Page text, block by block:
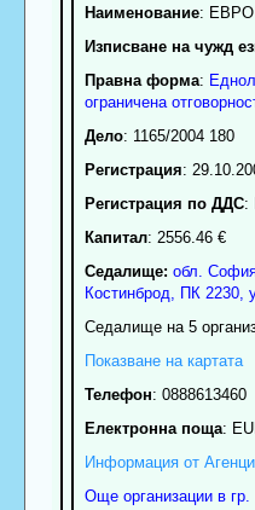
Наименование:
Изписване на чужд
Правна форма:
ограничена
Дело: 1165/2004 180
Регистрация:
Регистрация по ДДС:
Капитал: 2556.46 €
Седалище: обл.
Костинброд , ПК 2230,
Седалище на 5
Показване на картата
Телефон: 0888613460
Електронна поща:
Информация от
Още организации в гр.